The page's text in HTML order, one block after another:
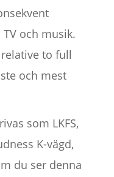
och musik.
to full
och mest
som LKFS,
K-vägd,
du ser denna